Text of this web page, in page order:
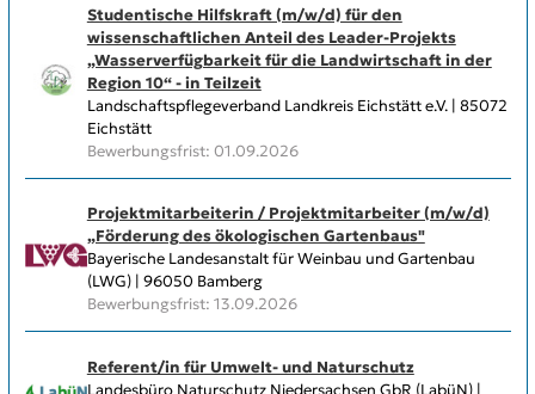
Studentische Hilfskraft (m/w/d) für den
wissenschaftlichen Anteil des Leader-Projekts
„Wasserverfügbarkeit für die Landwirtschaft in der
Region 10“ - in Teilzeit
Landschaftspflegeverband Landkreis Eichstätt e.V. | 85072
Eichstätt
Bewerbungsfrist: 01.09.2026
Projektmitarbeiterin / Projektmitarbeiter (m/w/d)
„Förderung des ökologischen Gartenbaus"
Bayerische Landesanstalt für Weinbau und Gartenbau
(LWG) | 96050 Bamberg
Bewerbungsfrist: 13.09.2026
Referent/in für Umwelt- und Naturschutz
Landesbüro Naturschutz Niedersachsen GbR (LabüN) |